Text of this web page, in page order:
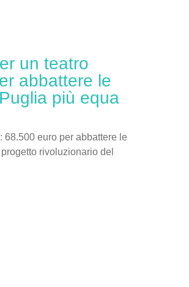
un teatro
abbattere le
più equa
68.500 euro per abbattere le
rivoluzionario del